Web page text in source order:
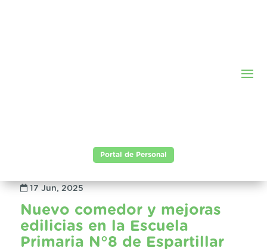
Portal de Personal
17 Jun, 2025
Nuevo comedor y mejoras
edilicias en la Escuela
Primaria N°8 de Espartillar